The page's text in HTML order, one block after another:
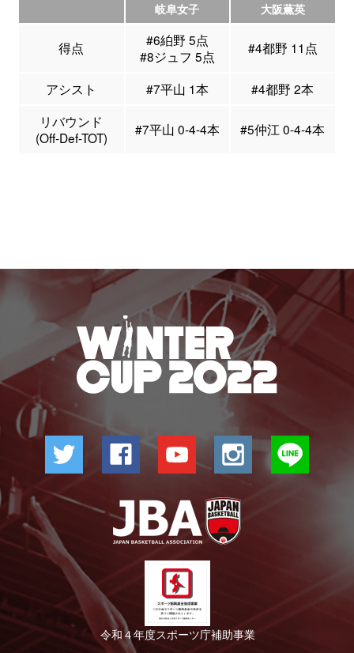
岐阜女子 大阪薫英
得点
#6絈野 5点
#8ジュフ 5点
#4都野 11点
アシスト #7平山 1本
#4都野 2本
リバウンド
(Off-Def-TOT)
#7平山 0-4-4本 #5仲江 0-4-4本
令和４年度スポーツ庁補助事業